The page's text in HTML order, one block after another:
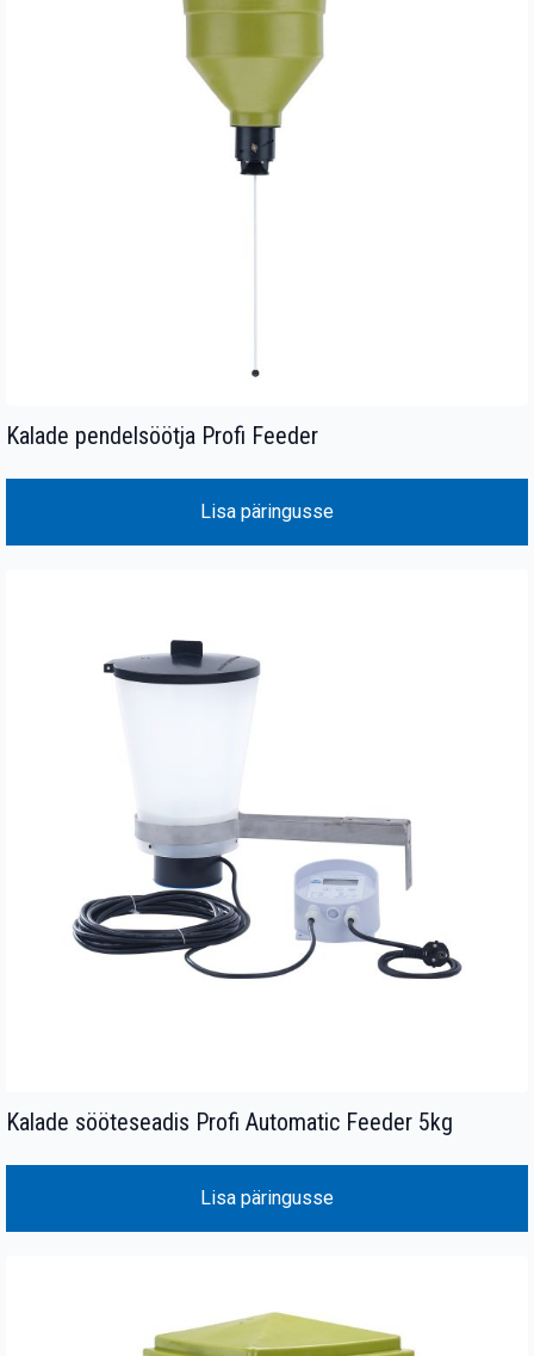
Kalade pendelsöötja Profi Feeder
Lisa päringusse
Kalade sööteseadis Profi Automatic Feeder 5kg
Lisa päringusse